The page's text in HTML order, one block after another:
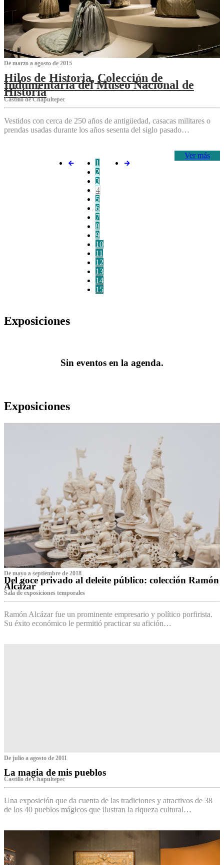
De marzo a agosto de 2015
Hilos de Historia, Colección de
Indumentaria del Museo Nacional de
Historia
Castillo de Chapultepec
Vestidos con cerca de 250 años de antigüedad, casacas militares o
prendas usadas durante los años sesenta del siglo pasado…
Ver más
1
2
3
4
5
6
7
8
9
10
11
12
13
14
15
Exposiciones
Sin eventos en la agenda.
Exposiciones
De mayo a septiembre de 2018
Del goce privado al deleite público: colección Ramón
Alcázar
Sala de exposiciones temporales
Ramón Alcázar fue un prominente empresario y político porfirista.
Su éxito económico le permitió practicar su afición…
De julio a agosto de 2011
La magia de mis pueblos
Castillo de Chapultepec
Una exposición que da cuenta de las tradiciones y atractivos de 38
de los 40 pueblos mágicos que ilustran la riqueza cultural…